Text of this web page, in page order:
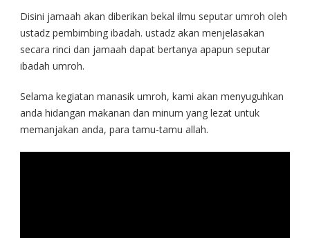
Disini jamaah akan diberikan bekal ilmu seputar umroh oleh
ustadz pembimbing ibadah. ustadz akan menjelasakan
secara rinci dan jamaah dapat bertanya apapun seputar
ibadah umroh.
Selama kegiatan manasik umroh, kami akan menyuguhkan
anda hidangan makanan dan minum yang lezat untuk
memanjakan anda, para tamu-tamu allah.